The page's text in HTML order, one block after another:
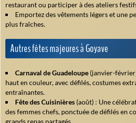
restaurant ou participer à des ateliers
Emportez des vêtements légers et une
plus fraîches.
Autres fêtes majeures à Goyave
Carnaval de Guadeloupe (janvier-
haut en couleur, avec défilés, costumes
entraînantes.
Fête des Cuisinières (août) : Une
des femmes chefs, ponctuée de défilés en